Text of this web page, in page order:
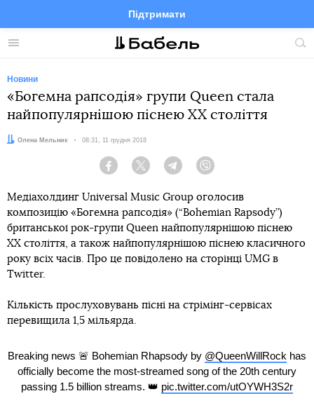
Меню
Підтримати
FacebookTelegramTwitter
Новини
«Богемна рапсодія» групи Queen стала
найпопулярнішою піснею XX століття
Автор:
Олена Мельник Дата:
08:31, 11 грудня 2018
Facebook Twitter Telegram
Медіахолдинг Universal Music Group оголосив
композицію «Богемна рапсодія» (“Bohemian Rapsody”)
британської рок-групи Queen найпопулярнішою піснею
ХХ століття, а також найпопулярнішою піснею класичного
року всіх часів. Про це повідолено на сторінці UMG в
Twitter.
Кількість прослуховувань пісні на стрімінг-сервісах
перевищила 1,5 мільярда.
Breaking news 🚨 Bohemian Rhapsody by @QueenWillRock has
officially become the most-streamed song of the 20th century
passing 1.5 billion streams. 👑 pic.twitter.com/utOYWH3S2r